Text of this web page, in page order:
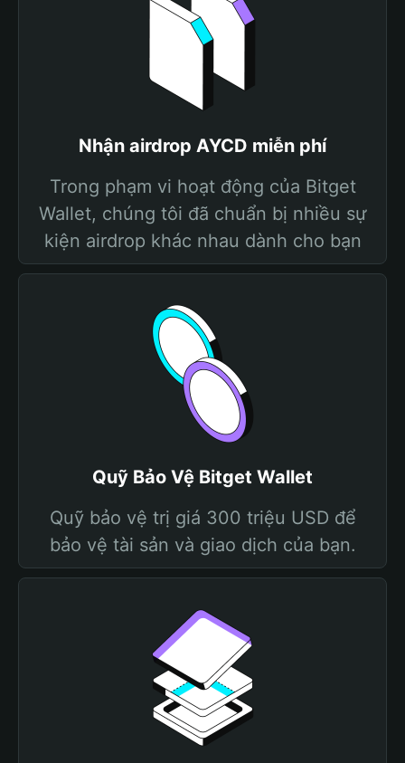
Nhận airdrop AYCD miễn phí
Trong phạm vi hoạt động của Bitget
Wallet, chúng tôi đã chuẩn bị nhiều sự
kiện airdrop khác nhau dành cho bạn
Quỹ Bảo Vệ Bitget Wallet
Quỹ bảo vệ trị giá 300 triệu USD để
bảo vệ tài sản và giao dịch của bạn.